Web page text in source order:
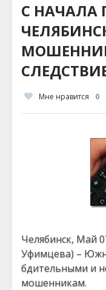
С НАЧАЛА
Мне нравится 0
Челябинск, Май
Уфимцева) –
бдительными и
мошенникам.